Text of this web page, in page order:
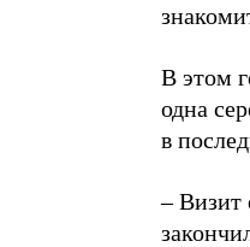
В этом
одна
в
– Визит